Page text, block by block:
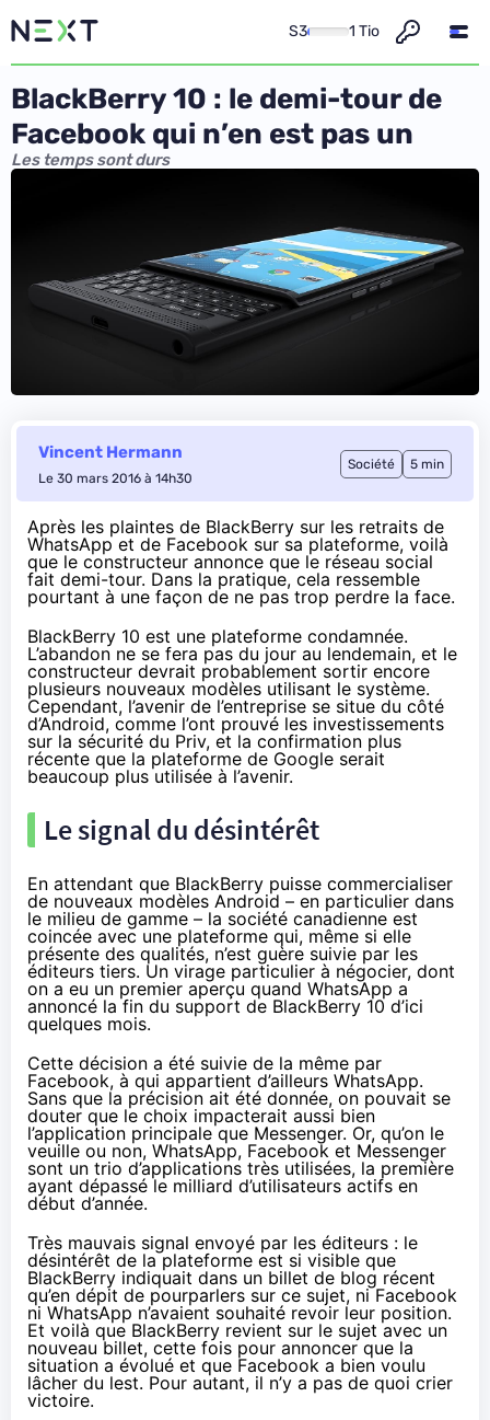
S3 1 Tio
BlackBerry 10 : le demi-tour de
Facebook qui n’en est pas un
Les temps sont durs
Vincent Hermann
Le 30 mars 2016 à 14h30
Société 5 min
Après les plaintes de BlackBerry sur les retraits de
WhatsApp et de Facebook sur sa plateforme, voilà
que le constructeur annonce que le réseau social
fait demi-tour. Dans la pratique, cela ressemble
pourtant à une façon de ne pas trop perdre la face.
BlackBerry 10 est une plateforme condamnée.
L’abandon ne se fera pas du jour au lendemain, et le
constructeur devrait probablement sortir encore
plusieurs nouveaux modèles utilisant le système.
Cependant, l’avenir de l’entreprise se situe du côté
d’Android, comme l’ont prouvé les investissements
sur la sécurité du Priv, et la confirmation plus
récente que la plateforme de Google serait
beaucoup plus utilisée à l’avenir.
Le signal du désintérêt
En attendant que BlackBerry puisse commercialiser
de nouveaux modèles Android – en particulier dans
le milieu de gamme – la société canadienne est
coincée avec une plateforme qui, même si elle
présente des qualités, n’est guère suivie par les
éditeurs tiers. Un virage particulier à négocier, dont
on a eu un premier aperçu quand WhatsApp a
annoncé la fin du support de BlackBerry 10 d’ici
quelques mois.
Cette décision a été suivie de la même par
Facebook, à qui appartient d’ailleurs WhatsApp.
Sans que la précision ait été donnée, on pouvait se
douter que le choix impacterait aussi bien
l’application principale que Messenger. Or, qu’on le
veuille ou non, WhatsApp, Facebook et Messenger
sont un trio d’applications très utilisées, la première
ayant dépassé le milliard d’utilisateurs actifs en
début d’année.
Très mauvais signal envoyé par les éditeurs : le
désintérêt de la plateforme est si visible que
BlackBerry indiquait dans un billet de blog récent
qu’en dépit de pourparlers sur ce sujet, ni Facebook
ni WhatsApp n’avaient souhaité revoir leur position.
Et voilà que BlackBerry revient sur le sujet avec un
nouveau billet, cette fois pour annoncer que la
situation a évolué et que Facebook a bien voulu
lâcher du lest. Pour autant, il n’y a pas de quoi crier
victoire.